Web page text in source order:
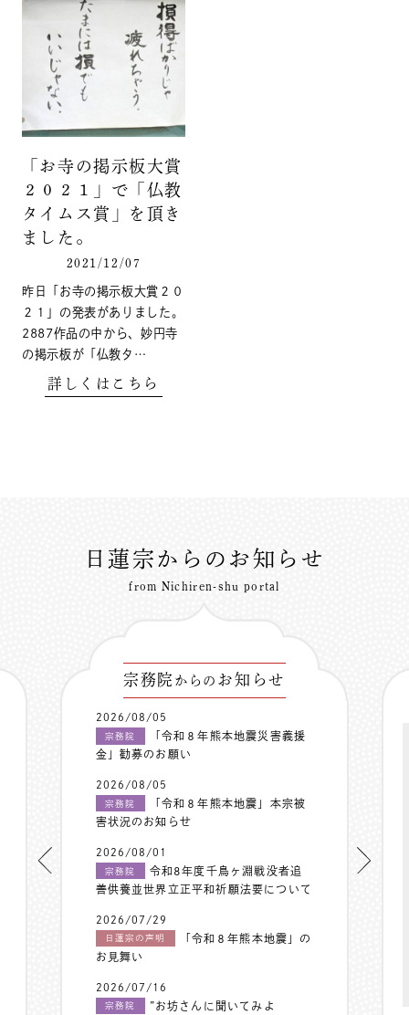
「お寺の掲示板大賞
２０２１」で「仏教
タイムス賞」を頂き
ました。
2021/12/07
昨日「お寺の掲示板大賞２０
２１」の発表がありました。
2887作品の中から、妙円寺
の掲示板が「仏教タ…
詳しくはこちら
日蓮宗からのお知らせ
from Nichiren-shu portal
宗務院 からの お知らせ
2026/08/05
宗務院
「令和８年熊本地震災害義援
金」勧募のお願い
2026/08/05
宗務院
「令和８年熊本地震」本宗被
害状況のお知らせ
2026/08/01
宗務院
令和8年度千鳥ヶ淵戦没者追
善供養並世界立正平和祈願法要について
2026/07/29
日蓮宗の声明
「令和８年熊本地震」の
お見舞い
2026/07/16
宗務院 ”お坊さんに聞いてみよ